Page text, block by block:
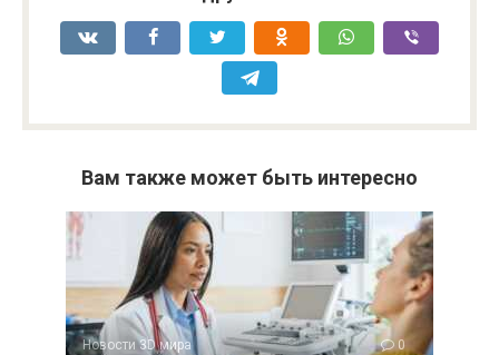
Вам также может быть интересно
Новости 3D мира 0